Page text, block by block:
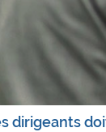
dirigeants